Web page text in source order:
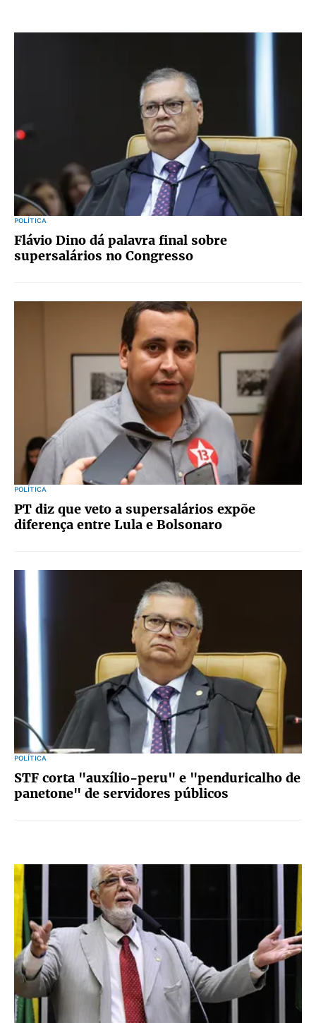
POLÍTICA
Flávio Dino dá palavra final sobre
supersalários no Congresso
POLÍTICA
PT diz que veto a supersalários expõe
diferença entre Lula e Bolsonaro
POLÍTICA
STF corta "auxílio-peru" e "penduricalho de
panetone" de servidores públicos